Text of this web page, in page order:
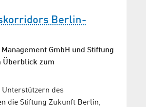
Berlin-
GmbH und Stiftung
Überblick zum
Unterstützern des
die Stiftung Zukunft Berlin,